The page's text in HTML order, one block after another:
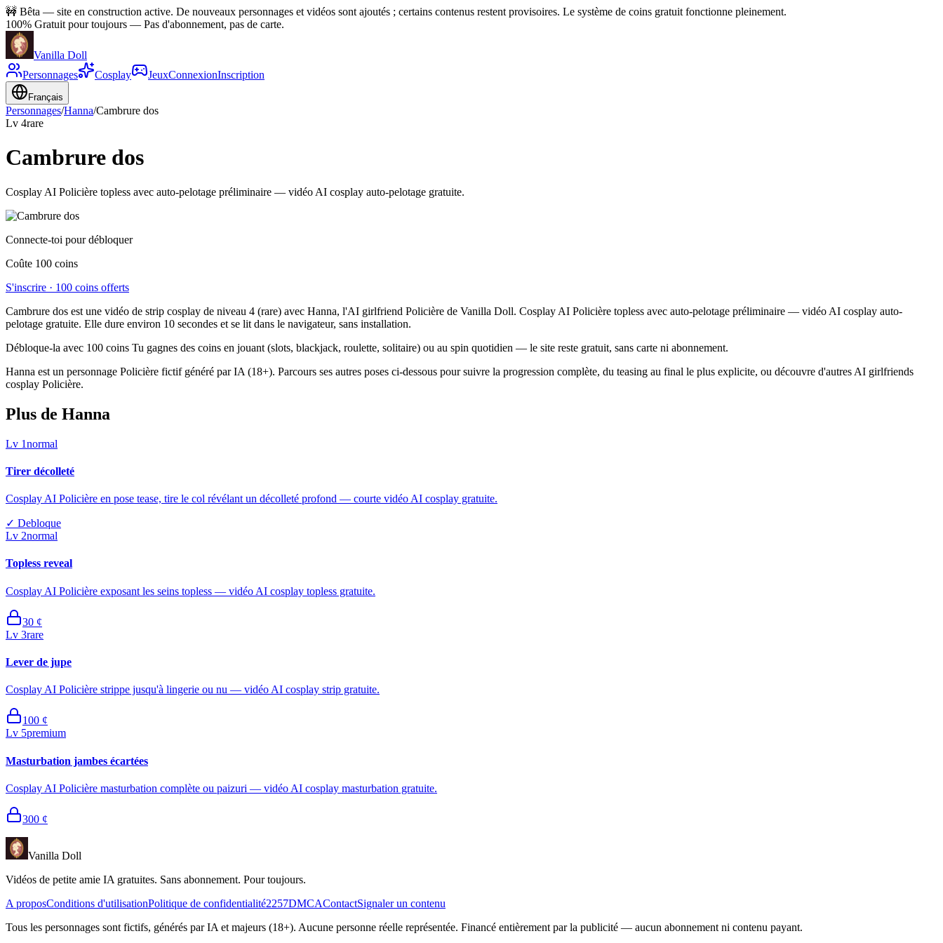
🚧 Bêta — site en construction active. De nouveaux personnages et vidéos sont ajoutés ; certains contenus restent provisoires. Le système de coins gratuit fonctionne pleinement.
100% Gratuit pour toujours — Pas d'abonnement, pas de carte.
Vanilla Doll
Personnages
Cosplay JeuxConnexionInscription
Français
Personnages/Hanna/Cambrure dos
Lv 4rare
Cambrure dos
Cosplay AI Policière topless avec auto-pelotage préliminaire — vidéo AI cosplay auto-pelotage gratuite.
Connecte-toi pour débloquer
Coûte 100 coins
S'inscrire · 100 coins offerts
Cambrure dos est une vidéo de strip cosplay de niveau 4 (rare) avec Hanna, l'AI girlfriend Policière de Vanilla Doll. Cosplay AI Policière topless avec auto-pelotage préliminaire — vidéo AI cosplay auto-
pelotage gratuite. Elle dure environ 10 secondes et se lit dans le navigateur, sans installation.
Débloque-la avec 100 coins Tu gagnes des coins en jouant (slots, blackjack, roulette, solitaire) ou au spin quotidien — le site reste gratuit, sans carte ni abonnement.
Hanna est un personnage Policière fictif généré par IA (18+). Parcours ses autres poses ci-dessous pour suivre la progression complète, du teasing au final le plus explicite, ou découvre d'autres AI girlfriends
cosplay Policière.
Plus de Hanna
Lv 1normal
Tirer décolleté
Cosplay AI Policière en pose tease, tire le col révélant un décolleté profond — courte vidéo AI cosplay gratuite.
✓ Debloque
Lv 2normal
Topless reveal
Cosplay AI Policière exposant les seins topless — vidéo AI cosplay topless gratuite.
30 ¢
Lv 3rare
Lever de jupe
Cosplay AI Policière strippe jusqu'à lingerie ou nu — vidéo AI cosplay strip gratuite.
100 ¢
Lv 5premium
Masturbation jambes écartées
Cosplay AI Policière masturbation complète ou paizuri — vidéo AI cosplay masturbation gratuite.
300 ¢
Vanilla Doll
Vidéos de petite amie IA gratuites. Sans abonnement. Pour toujours.
A proposConditions d'utilisationPolitique de confidentialité2257DMCAContactSignaler un contenu
Tous les personnages sont fictifs, générés par IA et majeurs (18+). Aucune personne réelle représentée. Financé entièrement par la publicité — aucun abonnement ni contenu payant.